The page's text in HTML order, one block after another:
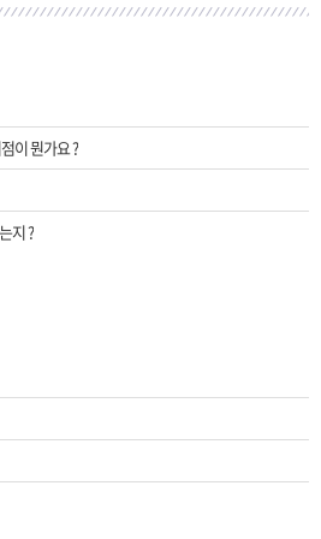
이 뭔가요 ?
지 ?